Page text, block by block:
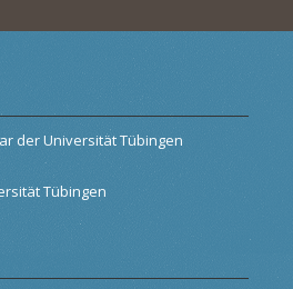
der Universität Tübingen
Tübingen